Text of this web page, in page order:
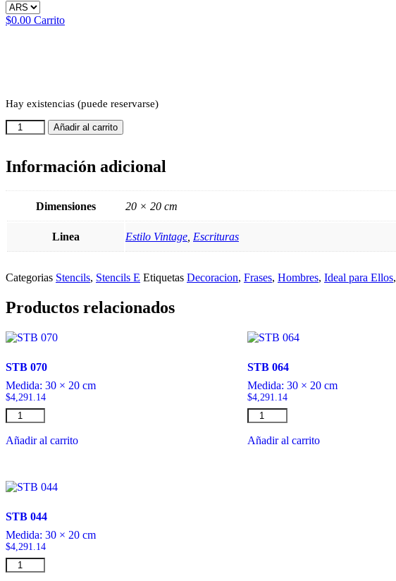
$0.00 Carrito
Hay existencias (puede reservarse)
STE
036
Añadir al carrito
Información adicional
Dimensiones 20 × 20 cm
Linea Estilo Vintage Escrituras
Categorias Stencils, Stencils E Etiquetas Decoracion, Frases, Hombres, Ideal para Ellos,
Productos relacionados
STB 070
Medida: 30 × 20 cm
$4,291.14
STB
070
cantidad
Añadir al carrito
STB 064
Medida:30 × 20 cm
$4,291.14
STB
064
cantidad
Añadir al carrito
STB 044
Medida: 30 × 20 cm
$4,291.14
STB
044